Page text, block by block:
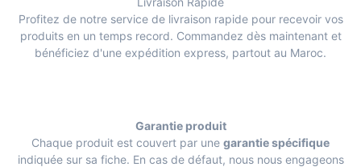
Profitez de notre service de livraison rapide pour recevoir vos
produits en un temps record. Commandez dès maintenant et
bénéficiez d'une expédition express, partout au Maroc.
Garantie produit
Chaque produit est couvert par une garantie spécifique
indiquée sur sa fiche. En cas de défaut, nous nous engageons